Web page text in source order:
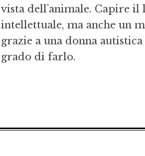
vista dell’animale. Capire il
intellettuale, ma anche un
grazie a una donna
grado di farlo.